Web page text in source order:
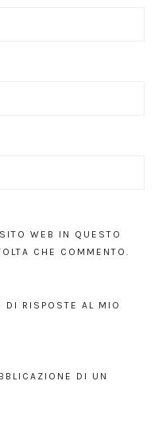
WEB IN QUESTO
CHE COMMENTO.
DI RISPOSTE AL MIO
DI UN